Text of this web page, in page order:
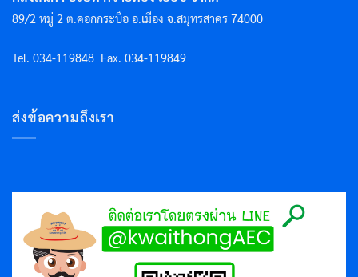
89/2 หมู่ 2 ต.คอกกระบือ อ.เมือง จ.สมุทรสาคร 74000
Tel. 034-119848 Fax. 034-119849
ส่งข้อความถึงเรา